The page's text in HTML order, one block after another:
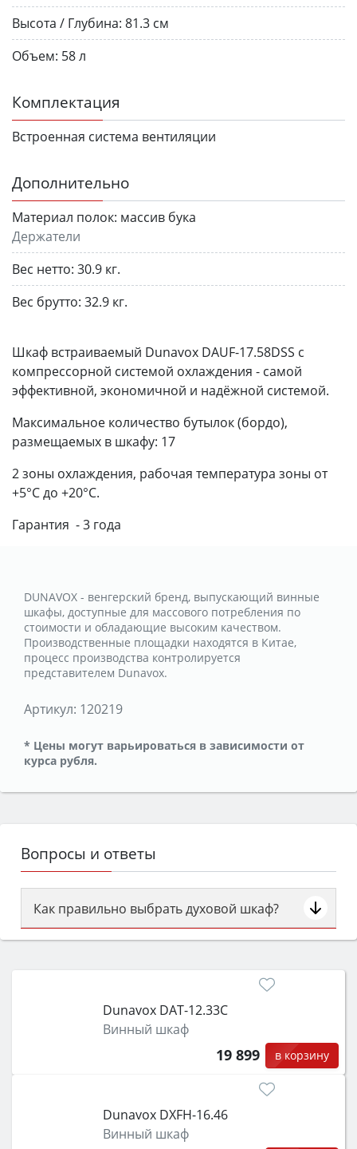
Высота / Глубина: 81.3 см
Объем: 58 л
Комплектация
Встроенная система вентиляции
Дополнительно
Материал полок: массив бука
Держатели
Вес нетто: 30.9 кг.
Вес брутто: 32.9 кг.
Шкаф встраиваемый Dunavox DAUF-17.58DSS с
компрессорной системой охлаждения - самой
эффективной, экономичной и надёжной системой.
Максимальное количество бутылок (бордо),
размещаемых в шкафу: 17
2 зоны охлаждения, рабочая температура зоны от
+5°C до +20°C.
Гарантия - 3 года
DUNAVOX - венгерский бренд, выпускающий винные
шкафы, доступные для массового потребления по
стоимости и обладающие высоким качеством.
Производственные площадки находятся в Китае,
процесс производства контролируется
представителем Dunavox.
Артикул: 120219
* Цены могут варьироваться в зависимости от
курса рубля.
Вопросы и ответы
Как правильно выбрать духовой шкаф?
Сначала определитесь с типом (газовый или
затем смотрите на объём 50–70 л для семьи,
функции (конвекция, гриль, самоочистка,
защита от детей).
Dunavox DAT-12.33C
Винный шкаф
19 899 в корзину
Dunavox DXFH-16.46
Винный шкаф